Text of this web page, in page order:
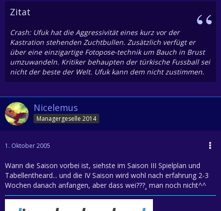
Zitat
Crash: Ufuk hat die Aggressivität eines kurz vor der
Kastration stehenden Zuchtbullen. Zusätzlich verfügt er
über eine einzigartige Fotopose-technik um Bauch in Brust
umzuwandeln. Kritiker behaupten der türkische Fussball sei
nicht der beste der Welt. Ufuk kann dem nicht zustimmen.
Nicelemus
Managergeselle 2014
1. Oktober 2005
Wann die Saison vorbei ist, siehste im Saison III Spielplan und
Tabellentheard... und die IV Saison wird wohl nach erfahrung 2-3
Wochen danach anfangen, aber dass wei???¸ man noch nicht^^